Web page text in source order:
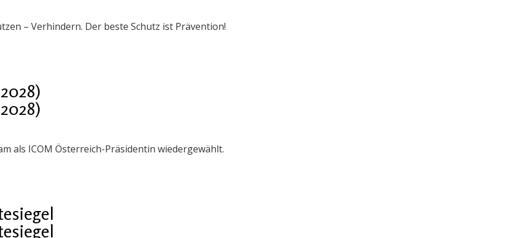
– Verhindern. Der beste Schutz ist Prävention!
als ICOM Österreich-Präsidentin wiedergewählt.